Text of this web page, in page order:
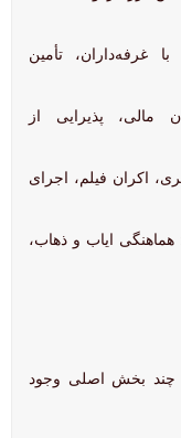
غرفه‌داران، تأمین
مالی، پذیرایی از
اکران فیلم، اجرای
هماهنگی ایاب و ذهاب،
چند بخش اصلی وجود